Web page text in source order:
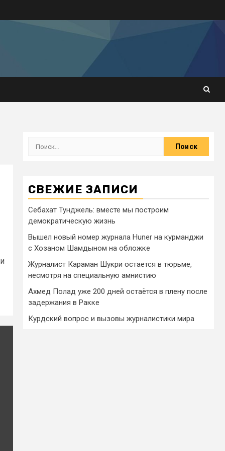
СВЕЖИЕ ЗАПИСИ
Себахат Тунджель: вместе мы построим
демократическую жизнь
Вышел новый номер журнала Huner на курманджи
с Хозаном Шамдыном на обложке
Журналист Караман Шукри остается в тюрьме,
несмотря на специальную амнистию
Ахмед Полад уже 200 дней остаётся в плену после
задержания в Ракке
Курдский вопрос и вызовы журналистики мира